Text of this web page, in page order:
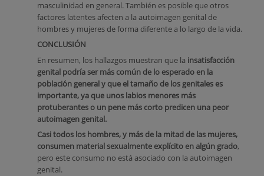
masculinidad en general. También es posible que otros
factores latentes afecten a la autoimagen genital de
hombres y mujeres de forma diferente a lo largo de la vida.
CONCLUSIÓN
En resumen, los hallazgos muestran que la insatisfacción
genital podría ser más común de lo esperado en la
población general y que el tamaño de los genitales es
importante, ya que unos labios menores más
protuberantes o un pene más corto predicen una peor
autoimagen genital.
Casi todos los hombres, y más de la mitad de las mujeres,
consumen material sexualmente explícito en algún grado,
pero este consumo no está asociado con la autoimagen
genital.